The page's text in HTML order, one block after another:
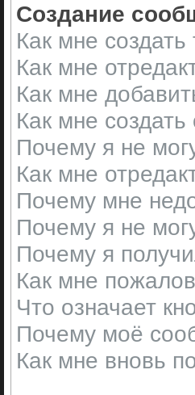
Создание
Как мне
Как мне
Как мне
Как мне создать
Почему я не
Как мне
Почему мне
Почему я не
Почему я
Как мне
Что означает
Почему моё
Как мне вновь